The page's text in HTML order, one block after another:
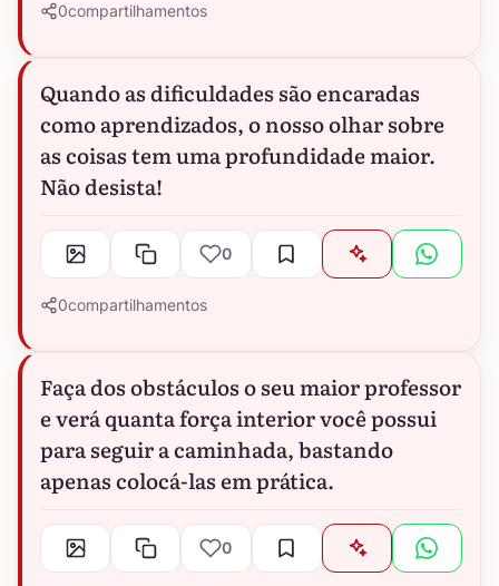
0compartilhamentos
Quando as dificuldades são encaradas
como aprendizados, o nosso olhar sobre
as coisas tem uma profundidade maior.
Não desista!
0
0compartilhamentos
Faça dos obstáculos o seu maior professor
e verá quanta força interior você possui
para seguir a caminhada, bastando
apenas colocá-las em prática.
0